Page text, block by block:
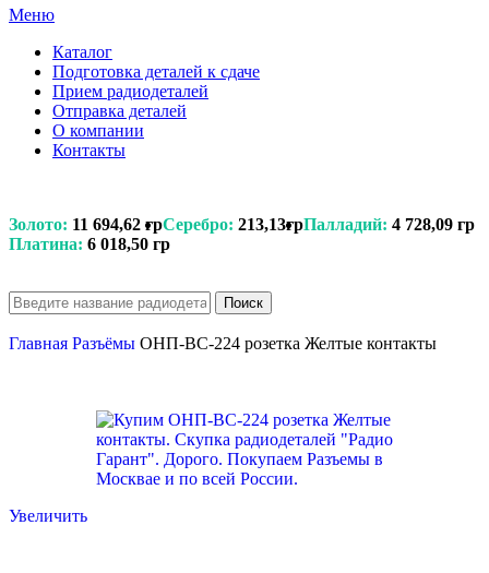
Меню
Каталог
Подготовка деталей к сдаче
Прием радиодеталей
Отправка деталей
О компании
Контакты
Золото: 11 694,62 грСеребро: 213,13грПалладий: 4 728,09 гр
Платина: 6 018,50 гр
Поиск
Главная Разъёмы ОНП-ВС-224 розетка Желтые контакты
Увеличить